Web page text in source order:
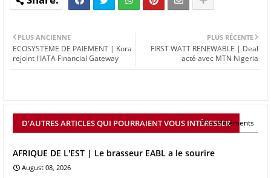
PLUS RÉCENTE
FIRST WATT RENEWABLE | Deal
acté avec MTN Nigeria
PLUS ANCIENNE
ECOSYSTEME DE PAIEMENT | Kora
rejoint l'IATA Financial Gateway
D'AUTRES ARTICLES QUI POURRAIENT VOUS INTÉRESSER
Plus d'éléments
AFRIQUE DE L'EST | Le brasseur EABL a le sourire
August 08, 2026